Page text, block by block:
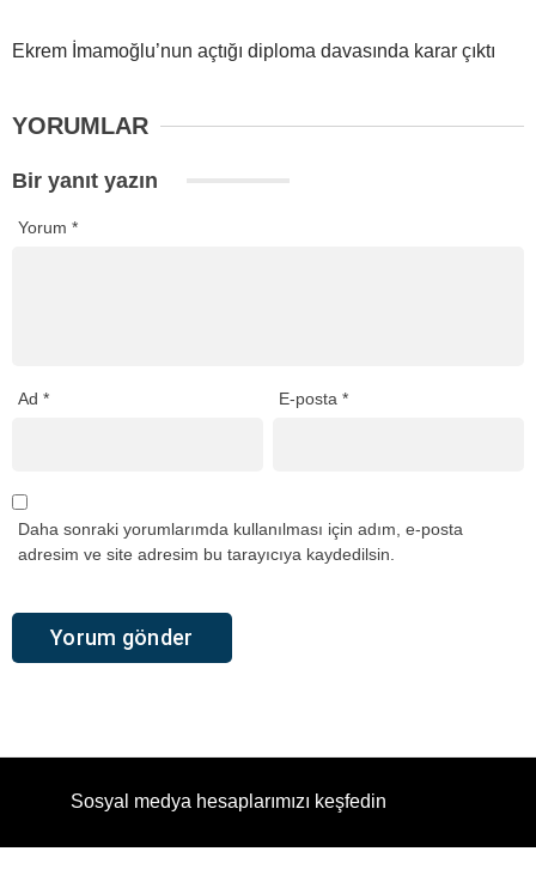
Ekrem İmamoğlu’nun açtığı diploma davasında karar çıktı
YORUMLAR
Bir yanıt yazın
Yorum *
Ad * E-posta*
Daha sonraki yorumlarımda kullanılması için adım, e-posta
adresim ve site adresim bu tarayıcıya kaydedilsin.
Sosyal medya hesaplarımızı keşfedin